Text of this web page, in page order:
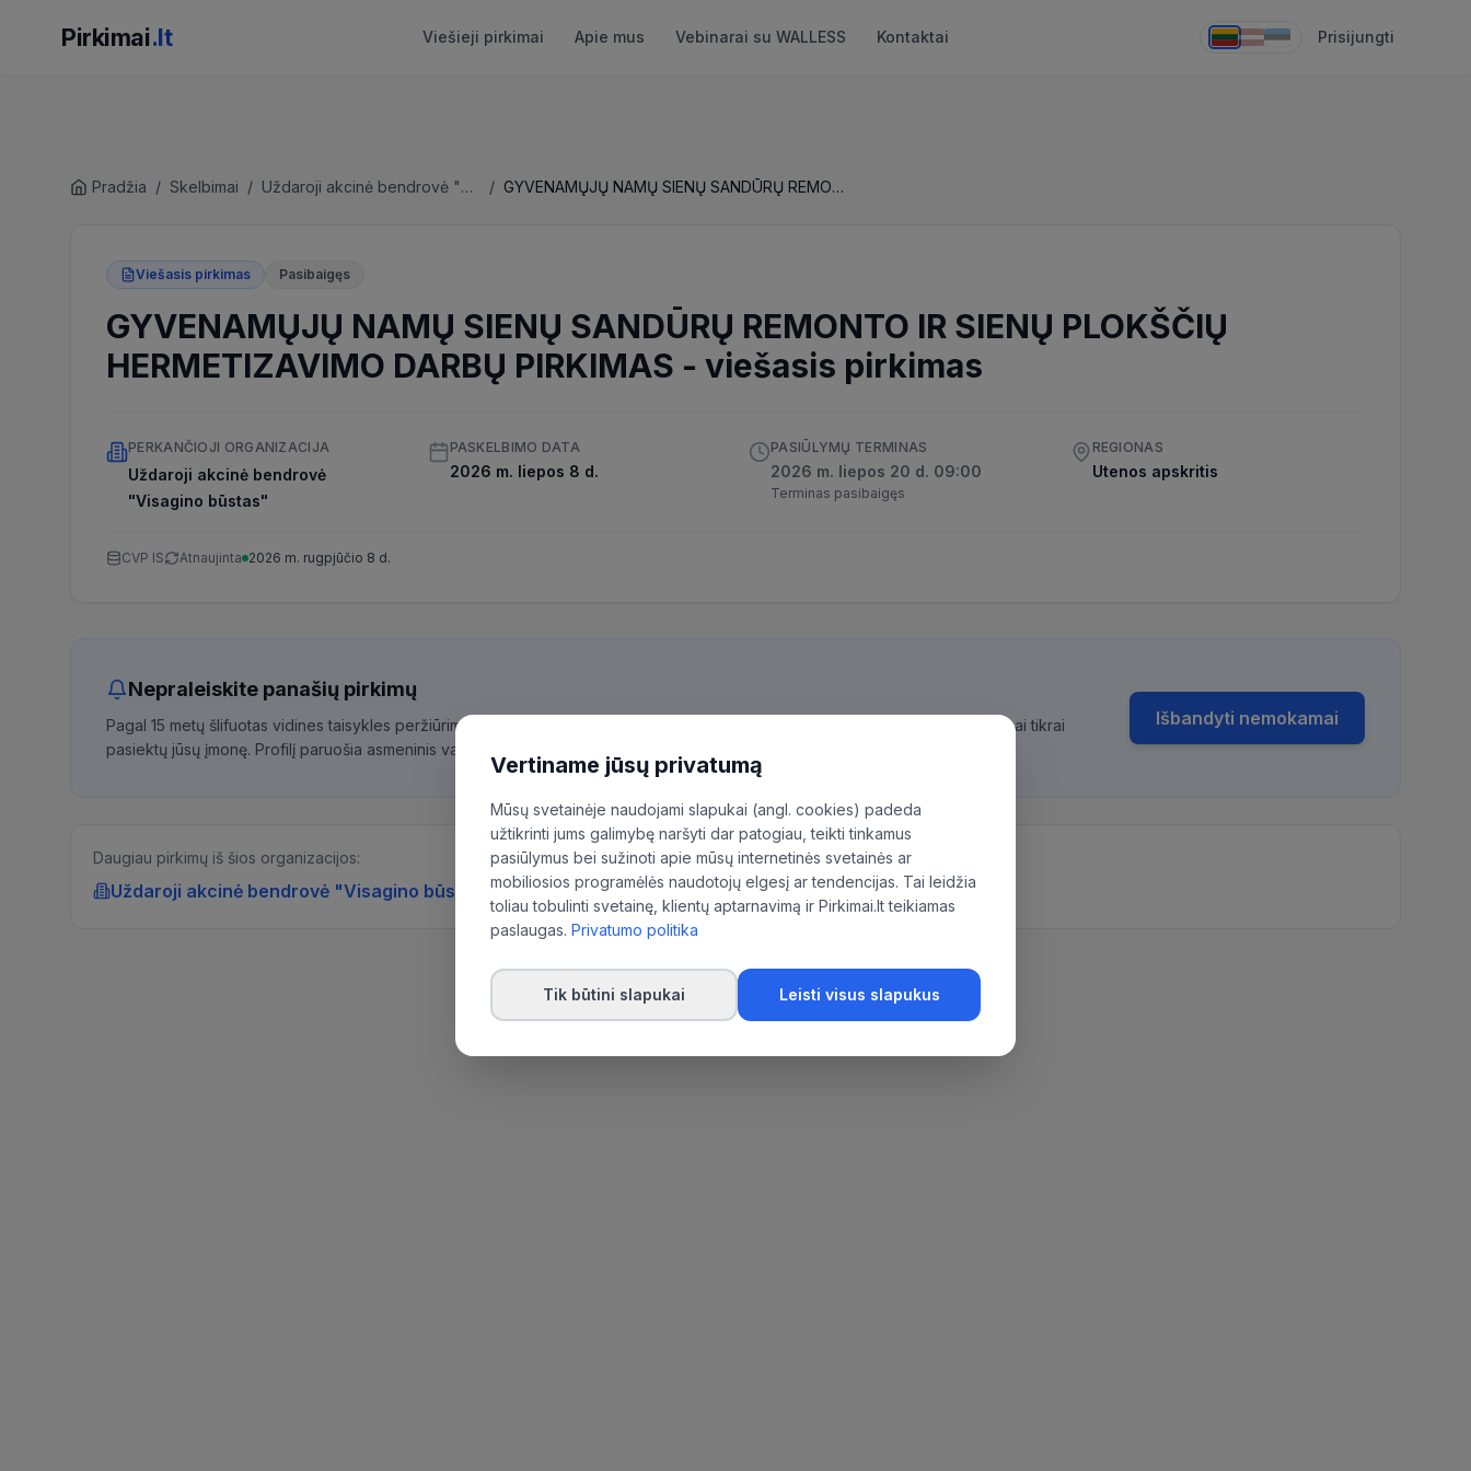
Pirkimai.lt Viešieji pirkimai Apie mus Vebinarai su WALLESS Kontaktai Prisijungti
Pradžia / Skelbimai / Uždaroji akcinė bendrovė "Visagino būstas" / GYVENAMŲJŲ NAMŲ SIENŲ SANDŪRŲ REMONTO IR SIENŲ PLOKŠČIŲ HERMETIZAVIMO DARBŲ PIRKIMAS
Viešasis pirkimas Pasibaigęs
GYVENAMŲJŲ NAMŲ SIENŲ SANDŪRŲ REMONTO IR SIENŲ PLOKŠČIŲ
HERMETIZAVIMO DARBŲ PIRKIMAS - viešasis pirkimas
PERKANČIOJI ORGANIZACIJA
Uždaroji akcinė bendrovė
"Visagino būstas"
PASKELBIMO DATA
2026 m. liepos 8 d.
PASIŪLYMŲ TERMINAS
2026 m. liepos 20 d. 09:00
Terminas pasibaigęs
REGIONAS
Utenos apskritis
CVP IS Atnaujinta 2026 m. rugpjūčio 8 d.
Nepraleiskite panašių pirkimų
Pagal 15 metų šlifuotas vidines taisykles peržiūrime kiekvieną pirkimą ir patiksliname 35,96% BVPŽ kodų, kad aktualūs skelbimai tikrai
pasiektų jūsų įmonę. Profilį paruošia asmeninis vadybininkas.
Išbandyti nemokamai
Daugiau pirkimų iš šios organizacijos:
Uždaroji akcinė bendrovė "Visagino būstas"
Vertiname jūsų privatumą
Mūsų svetainėje naudojami slapukai (angl. cookies) padeda
užtikrinti jums galimybę naršyti dar patogiau, teikti tinkamus
pasiūlymus bei sužinoti apie mūsų internetinės svetainės ar
mobiliosios programėlės naudotojų elgesį ar tendencijas. Tai leidžia
toliau tobulinti svetainę, klientų aptarnavimą ir Pirkimai.lt teikiamas
paslaugas. Privatumo politika
Tik būtini slapukai Leisti visus slapukus